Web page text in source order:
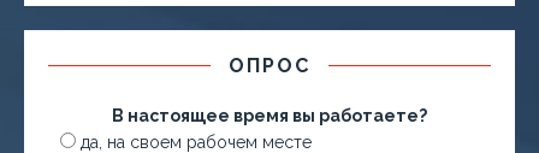
ОПРОС
В настоящее время вы работаете?
да, на своем рабочем месте